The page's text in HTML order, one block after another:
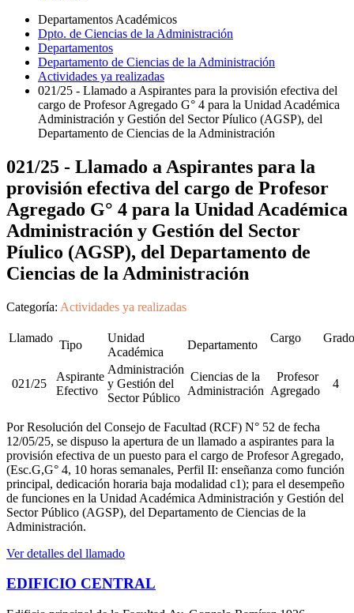
Departamentos Académicos
Dpto. de Ciencias de la Administración
Departamentos
Departamento de Ciencias de la Administración
Actividades ya realizadas
021/25 - Llamado a Aspirantes para la provisión efectiva del
cargo de Profesor Agregado G° 4 para la Unidad Académica
Administración y Gestión del Sector Píulico (AGSP), del
Departamento de Ciencias de la Administración
021/25 - Llamado a Aspirantes para la
provisión efectiva del cargo de Profesor
Agregado G° 4 para la Unidad Académica
Administración y Gestión del Sector
Píulico (AGSP), del Departamento de
Ciencias de la Administración
Categoría: Actividades ya realizadas
Llamado
Tipo
Unidad
Académica
Departamento
Cargo Grado
021/25
Aspirante
Efectivo
Administración
y Gestión del
Sector Público
Ciencias de la
Administración
Profesor
Agregado
4
Por Resolución del Consejo de Facultad (RCF) N° 52 de fecha
12/05/25, se dispuso la apertura de un llamado a aspirantes para la
provisión efectiva de un puesto para el cargo de Profesor Agregado,
(Esc.G,G° 4, 10 horas semanales, Perfil II: enseñanza como función
principal, dedicación horaria baja modalidad c1); para el desempeño
de funciones en la Unidad Académica Administración y Gestión del
Sector Público (AGSP), del Departamento de Ciencias de la
Administración.
Ver detalles del llamado
EDIFICIO CENTRAL